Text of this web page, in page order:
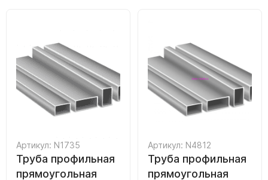
Артикул: N1735
Труба профильная
прямоугольная
Артикул: N4812
Труба профильная
прямоугольная